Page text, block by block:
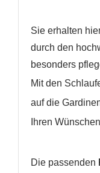
Sie erhalten
durch den
besonders
Mit den
auf die
Ihren
Die passenden
AUF
Name der
ANMELDEN